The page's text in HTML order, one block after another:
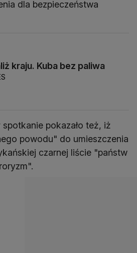
dla bezpieczeństwa
kraju. Kuba bez paliwa
spotkanie pokazało też, iż
powodu" do umieszczenia
czarnej liście "państw